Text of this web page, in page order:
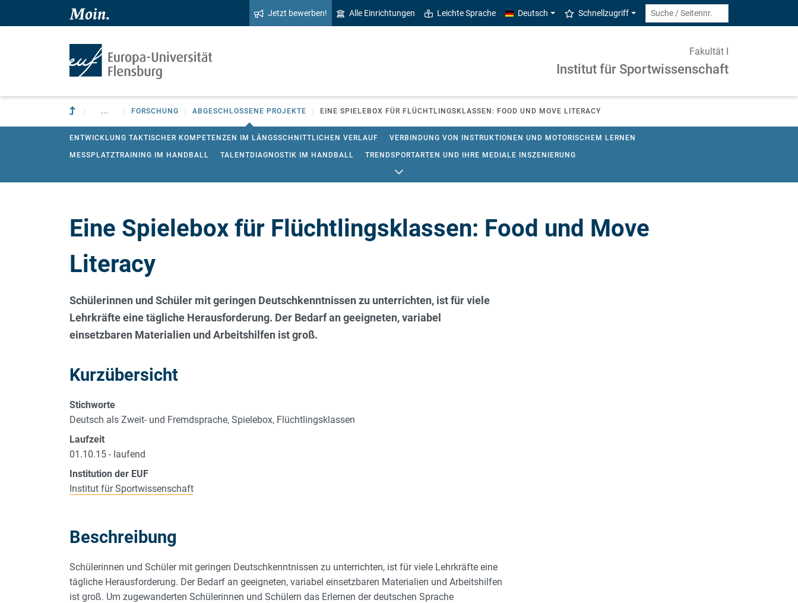
Zum Hauptinhalt springen
Zur Navigation springen
Jetzt bewerben! Alle Einrichtungen Leichte Sprache Deutsch Schnellzugriff
Fakultät I
Institut für Sportwissenschaft
Zur übergeordneten Einrichtung
... FORSCHUNG ABGESCHLOSSENE PROJEKTE EINE SPIELEBOX FÜR FLÜCHTLINGSKLASSEN: FOOD UND MOVE LITERACY
ENTWICKLUNG TAKTISCHER KOMPETENZEN IM LÄNGSSCHNITTLICHEN VERLAUF VERBINDUNG VON INSTRUKTIONEN UND MOTORISCHEM LERNEN
MESSPLATZTRAINING IM HANDBALL TALENTDIAGNOSTIK IM HANDBALL TRENDSPORTARTEN UND IHRE MEDIALE INSZENIERUNG
ERNÄHRUNG UND BEWEGUNG OHNE GRENZEN – MAD UND BEVÆGELSE UDEN GRÆNSER
Eine Spielebox für Flüchtlingsklassen: Food und Move
Literacy
Schülerinnen und Schüler mit geringen Deutschkenntnissen zu unterrichten, ist für viele
Lehrkräfte eine tägliche Herausforderung. Der Bedarf an geeigneten, variabel
einsetzbaren Materialien und Arbeitshilfen ist groß.
Kurzübersicht
Stichworte
Deutsch als Zweit- und Fremdsprache, Spielebox, Flüchtlingsklassen
Laufzeit
01.10.15 - laufend
Institution der EUF
Institut für Sportwissenschaft
Beschreibung
Schülerinnen und Schüler mit geringen Deutschkenntnissen zu unterrichten, ist für viele Lehrkräfte eine
tägliche Herausforderung. Der Bedarf an geeigneten, variabel einsetzbaren Materialien und Arbeitshilfen
ist groß. Um zugewanderten Schülerinnen und Schülern das Erlernen der deutschen Sprache